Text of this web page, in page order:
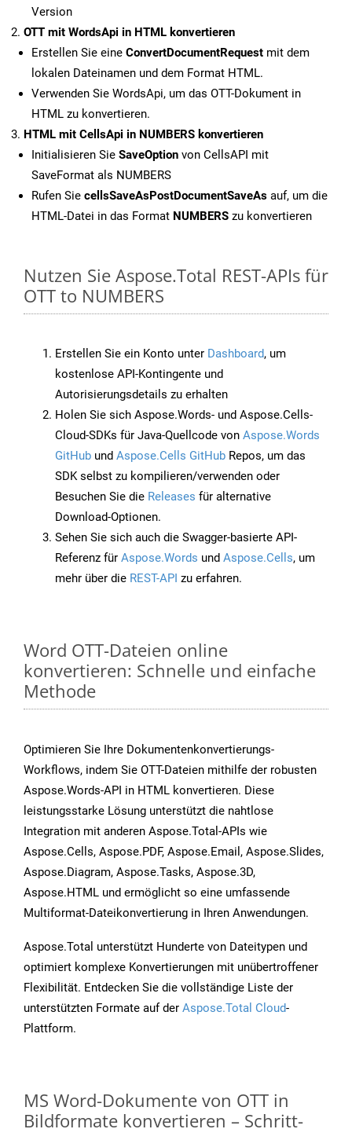
Version
OTT mit WordsApi in HTML konvertieren
Erstellen Sie eine ConvertDocumentRequest mit dem
lokalen Dateinamen und dem Format HTML.
Verwenden Sie WordsApi, um das OTT-Dokument in
HTML zu konvertieren.
HTML mit CellsApi in NUMBERS konvertieren
Initialisieren Sie SaveOption von CellsAPI mit
SaveFormat als NUMBERS
Rufen Sie cellsSaveAsPostDocumentSaveAs auf, um die
HTML-Datei in das Format NUMBERS zu konvertieren
Nutzen Sie Aspose.Total REST-APIs für
OTT to NUMBERS
Erstellen Sie ein Konto unter Dashboard, um
kostenlose API-Kontingente und
Autorisierungsdetails zu erhalten
Holen Sie sich Aspose.Words- und Aspose.Cells-
Cloud-SDKs für Java-Quellcode von Aspose.Words
GitHub und Aspose.Cells GitHub Repos, um das
SDK selbst zu kompilieren/verwenden oder
Besuchen Sie die Releases für alternative
Download-Optionen.
Sehen Sie sich auch die Swagger-basierte API-
Referenz für Aspose.Words und Aspose.Cells, um
mehr über die REST-API zu erfahren.
Word OTT-Dateien online
konvertieren: Schnelle und einfache
Methode
Optimieren Sie Ihre Dokumentenkonvertierungs-
Workflows, indem Sie OTT-Dateien mithilfe der robusten
Aspose.Words-API in HTML konvertieren. Diese
leistungsstarke Lösung unterstützt die nahtlose
Integration mit anderen Aspose.Total-APIs wie
Aspose.Cells, Aspose.PDF, Aspose.Email, Aspose.Slides,
Aspose.Diagram, Aspose.Tasks, Aspose.3D,
Aspose.HTML und ermöglicht so eine umfassende
Multiformat-Dateikonvertierung in Ihren Anwendungen.
Aspose.Total unterstützt Hunderte von Dateitypen und
optimiert komplexe Konvertierungen mit unübertroffener
Flexibilität. Entdecken Sie die vollständige Liste der
unterstützten Formate auf der Aspose.Total Cloud-
Plattform.
MS Word-Dokumente von OTT in
Bildformate konvertieren – Schritt-